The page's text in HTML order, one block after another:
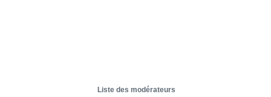
Liste des modérateurs